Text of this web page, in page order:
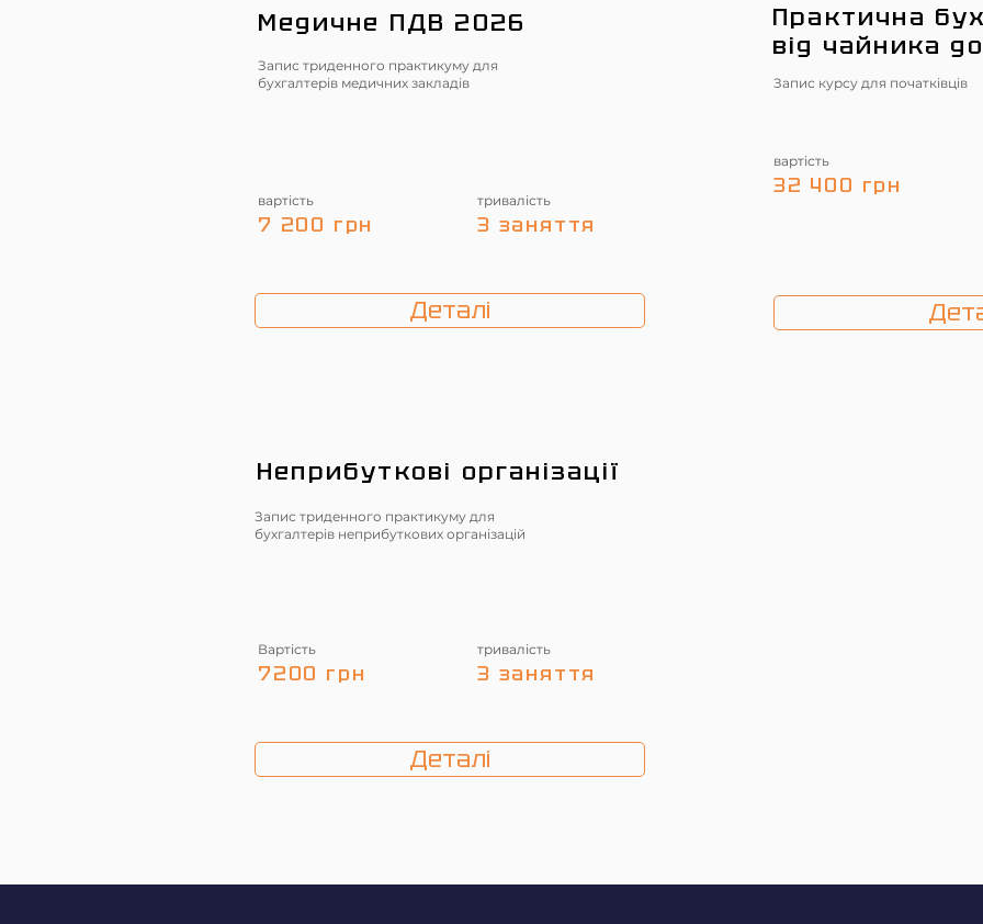
Медичне ПДВ 2026
Запис триденного практикуму для
бухгалтерів медичних закладів
вартість
7 200 грн
тривалість
3 заняття
Деталі
Практична
від чайника
Запис курсу для початківців
вартість
32 400 грн
Неприбуткові організації
Запис триденного практикуму для
бухгалтерів неприбуткових організацій
Вартість
7200 грн
тривалість
3 заняття
Деталі